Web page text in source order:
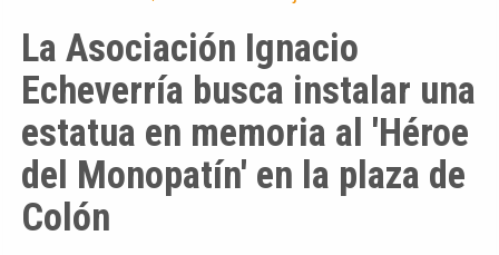
La Asociación Ignacio
Echeverría busca instalar una
estatua en memoria al 'Héroe
del Monopatín' en la plaza de
Colón